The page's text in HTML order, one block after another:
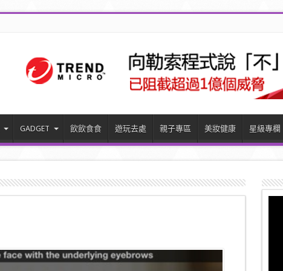
GADGET 飲飲食食 遊玩去處 親子專區 美妝健康 星級專欄